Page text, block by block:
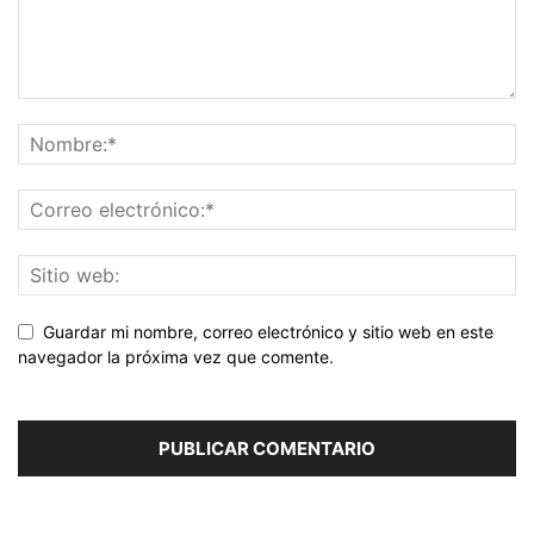
Guardar mi nombre, correo electrónico y sitio web en este
navegador la próxima vez que comente.